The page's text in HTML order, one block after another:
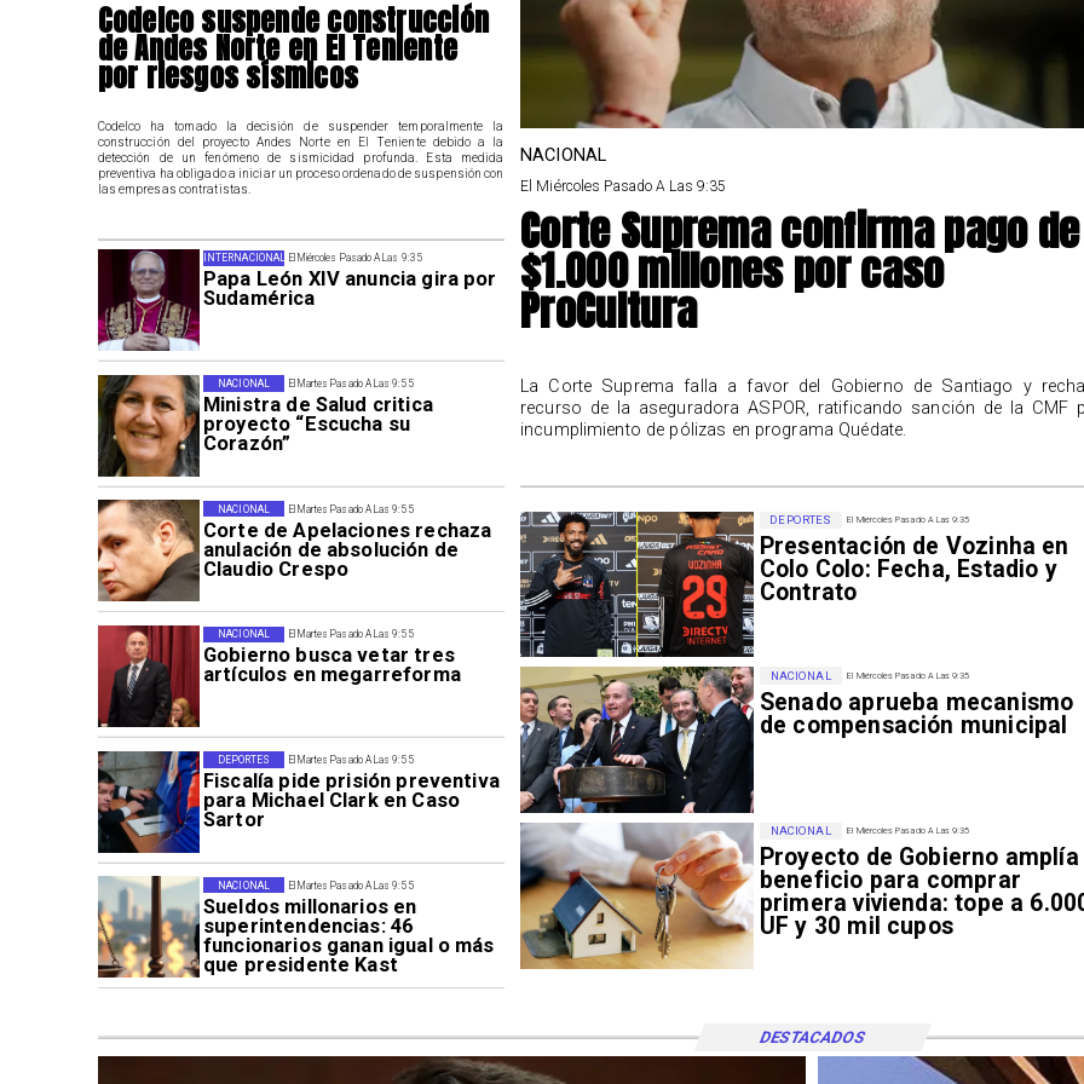
El Miércoles Pasado A Las 9:35
Papa León XIV anuncia gira por
Sudamérica
INTERNACIONAL
El Martes Pasado A Las 9:55
Ministra de Salud critica
proyecto “Escucha su
Corazón”
NACIONAL
El Martes Pasado A Las 9:55
Corte de Apelaciones rechaza
anulación de absolución de
Claudio Crespo
NACIONAL
El Martes Pasado A Las 9:55
Gobierno busca vetar tres
artículos en megarreforma
NACIONAL
El Martes Pasado A Las 9:55
Fiscalía pide prisión preventiva
para Michael Clark en Caso
Sartor
DEPORTES
El Martes Pasado A Las 9:55
Sueldos millonarios en
superintendencias: 46
funcionarios ganan igual o más
que presidente Kast
NACIONAL
El Miércoles Pasado A Las 9:35
Presentación de Vozinha en
Colo Colo: Fecha, Estadio y
Contrato
DEPORTES
El Miércoles Pasado A Las 9:35
Senado aprueba mecanismo
de compensación municipal
NACIONAL
El Miércoles Pasado A Las 9:35
Proyecto de Gobierno amplía
beneficio para comprar
primera vivienda: tope a
UF y 30 mil cupos
NACIONAL
Codelco suspende construcción
de Andes Norte en El Teniente
por riesgos sísmicos
Codelco ha tomado la decisión de suspender temporalmente la
construcción del proyecto Andes Norte en El Teniente debido a la
detección de un fenómeno de sismicidad profunda. Esta medida
preventiva ha obligado a iniciar un proceso ordenado de suspensión con
las empresas contratistas.
NACIONAL
El Miércoles Pasado A Las 9:35
Corte Suprema confirma pago de
$1.000 millones por caso
ProCultura
La Corte Suprema falla a favor del Gobierno de Santiago y
recurso de la aseguradora ASPOR, ratificando sanción de la CMF
incumplimiento de pólizas en programa Quédate.
DESTACADOS